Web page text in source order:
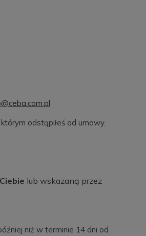
odstąpiłeś od umowy.
lub wskazaną przez
niż w terminie 14 dni od